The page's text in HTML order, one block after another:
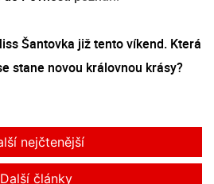
Šantovka již tento víkend. Která
stane novou královnou krásy?
nejčtenější
Další články